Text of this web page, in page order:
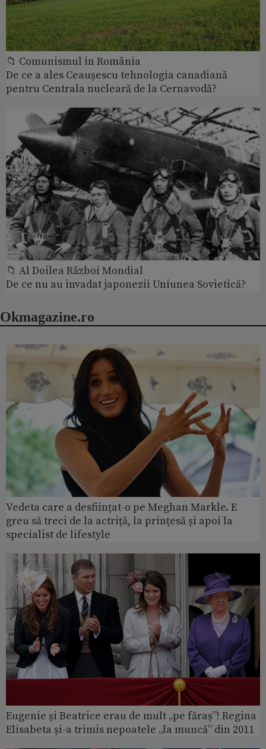
📁 Comunismul in România
De ce a ales Ceaușescu tehnologia canadiană
pentru Centrala nucleară de la Cernavodă?
📁 Al Doilea Război Mondial
De ce nu au invadat japonezii Uniunea Sovietică?
Okmagazine.ro
Vedeta care a desființat-o pe Meghan Markle. E
greu să treci de la actriță, la prințesă și apoi la
specialist de lifestyle
Eugenie și Beatrice erau de mult „pe făraș”! Regina
Elisabeta și-a trimis nepoatele „la muncă” din 2011